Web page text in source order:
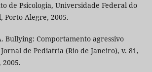
de Psicologia, Universidade Federal do
Porto Alegre, 2005.
Bullying: Comportamento agressivo
de Pediatria (Rio de Janeiro), v. 81,
2005.